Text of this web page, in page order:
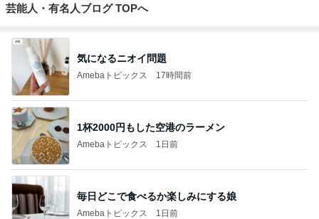
芸能人・有名人ブログ TOPへ
気になるニオイ問題
Amebaトピックス 17時間前
1杯2000円もした空港のラーメン
Amebaトピックス 1日前
毎日どこで食べるか楽しみにする娘
Amebaトピックス 1日前